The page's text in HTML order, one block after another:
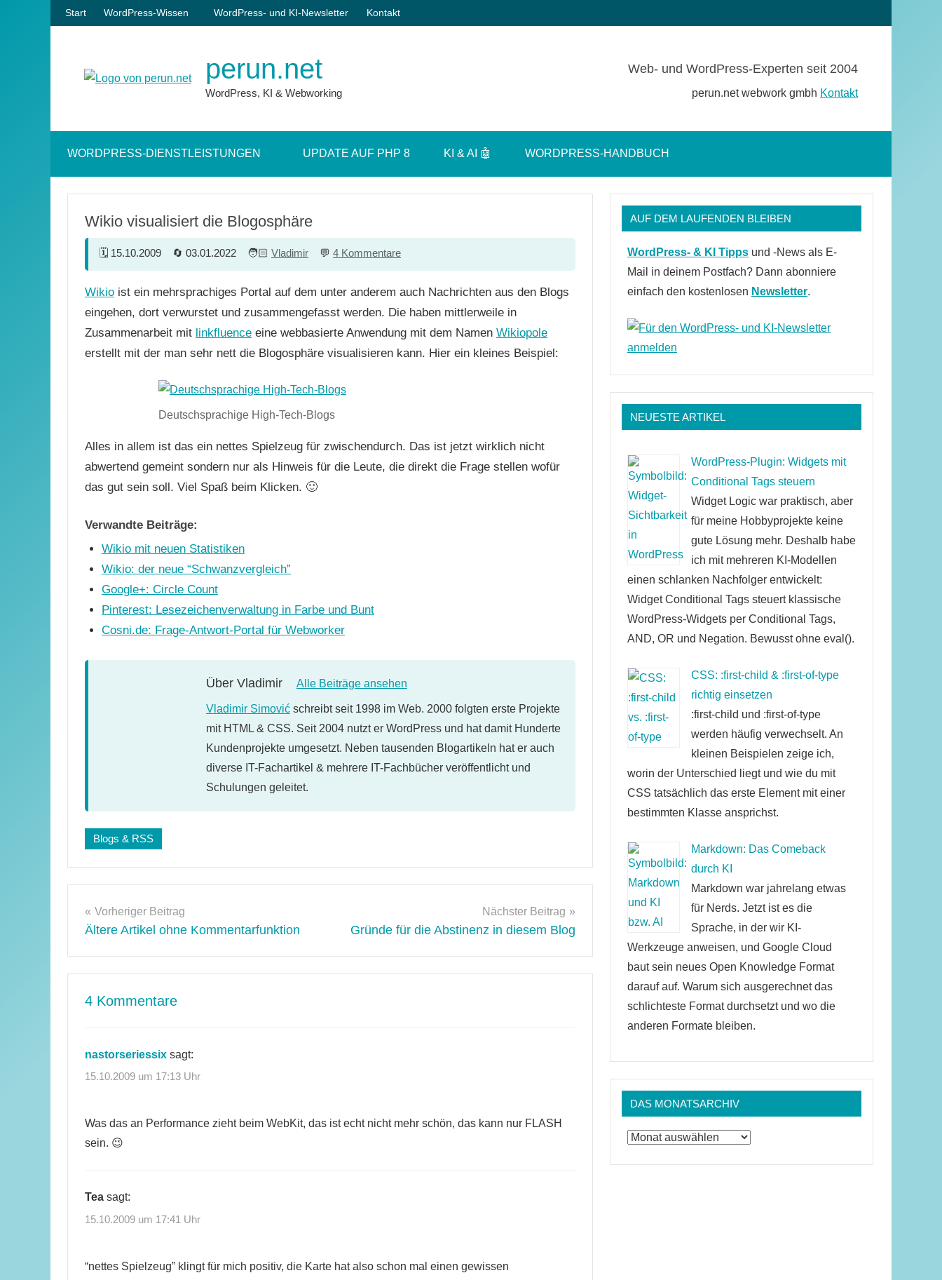
Zum
Inhalt
Start WordPress-Wissen WordPress- und KI-Newsletter Kontakt
perun.net
WordPress, KI & Webworking
Web- und WordPress-Experten seit 2004
perun.net webwork gmbh Kontakt
öffnen
WORDPRESS-DIENSTLEISTUNGEN UPDATE AUF PHP 8 KI & AI 🤖 WORDPRESS-HANDBUCH
Wikio visualisiert die Blogosphäre
15.10.2009 03.01.2022 Vladimir 4 Kommentare
Wikio ist ein mehrsprachiges Portal auf dem unter anderem auch Nachrichten aus den Blogs
eingehen, dort verwurstet und zusammengefasst werden. Die haben mittlerweile in
Zusammenarbeit mit linkfluence eine webbasierte Anwendung mit dem Namen Wikiopole
erstellt mit der man sehr nett die Blogosphäre visualisieren kann. Hier ein kleines Beispiel:
Deutschsprachige High-Tech-Blogs
Alles in allem ist das ein nettes Spielzeug für zwischendurch. Das ist jetzt wirklich nicht
abwertend gemeint sondern nur als Hinweis für die Leute, die direkt die Frage stellen wofür
das gut sein soll. Viel Spaß beim Klicken. 🙂
Verwandte Beiträge:
Wikio mit neuen Statistiken
Wikio: der neue “Schwanzvergleich”
Google+: Circle Count
Pinterest: Lesezeichenverwaltung in Farbe und Bunt
Cosni.de: Frage-Antwort-Portal für Webworker
Über Vladimir Alle Beiträge ansehen
Vladimir Simović schreibt seit 1998 im Web. 2000 folgten erste Projekte
mit HTML & CSS. Seit 2004 nutzt er WordPress und hat damit Hunderte
Kundenprojekte umgesetzt. Neben tausenden Blogartikeln hat er auch
diverse IT-Fachartikel & mehrere IT-Fachbücher veröffentlicht und
Schulungen geleitet.
Schlagwörter:
Blogs & RSS
Beitragsnavigation
Vorheriger Beitrag
Ältere Artikel ohne Kommentarfunktion
Nächster Beitrag
Gründe für die Abstinenz in diesem Blog
4 Kommentare
nastorseriessix sagt:
15.10.2009 um 17:13 Uhr
Was das an Performance zieht beim WebKit, das ist echt nicht mehr schön, das kann nur FLASH
sein. 😉
Tea sagt:
15.10.2009 um 17:41 Uhr
“nettes Spielzeug” klingt für mich positiv, die Karte hat also schon mal einen gewissen
AUF DEM LAUFENDEN BLEIBEN
WordPress- & KI Tipps und -News als E-
Mail in deinem Postfach? Dann abonniere
einfach den kostenlosen Newsletter.
NEUESTE ARTIKEL
WordPress-Plugin: Widgets mit
Conditional Tags steuern
Widget Logic war praktisch, aber
für meine Hobbyprojekte keine
gute Lösung mehr. Deshalb habe
ich mit mehreren KI-Modellen
einen schlanken Nachfolger entwickelt:
Widget Conditional Tags steuert klassische
WordPress-Widgets per Conditional Tags,
AND, OR und Negation. Bewusst ohne eval().
CSS: :first-child & :first-of-type
richtig einsetzen
:first-child und :first-of-type
werden häufig verwechselt. An
kleinen Beispielen zeige ich,
worin der Unterschied liegt und wie du mit
CSS tatsächlich das erste Element mit einer
bestimmten Klasse ansprichst.
Markdown: Das Comeback
durch KI
Markdown war jahrelang etwas
für Nerds. Jetzt ist es die
Sprache, in der wir KI-
Werkzeuge anweisen, und Google Cloud
baut sein neues Open Knowledge Format
darauf auf. Warum sich ausgerechnet das
schlichteste Format durchsetzt und wo die
anderen Formate bleiben.
DAS MONATSARCHIV
Das